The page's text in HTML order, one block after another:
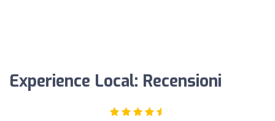
Experience Local: Recensioni